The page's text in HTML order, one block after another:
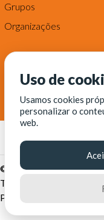
Grupos
Organizações
© Fortaleza Digital ||
Tecnologia e Inovação
Praia de Iracema -
Uso de
Usamos cookies
personalizar o
web.